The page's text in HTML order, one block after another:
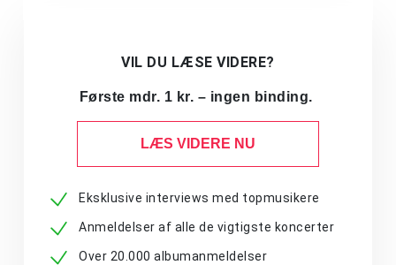
VIL DU LÆSE VIDERE?
Første mdr. 1 kr. – ingen binding.
LÆS VIDERE NU
Eksklusive interviews med topmusikere
Anmeldelser af alle de vigtigste koncerter
Over 20.000 albumanmeldelser